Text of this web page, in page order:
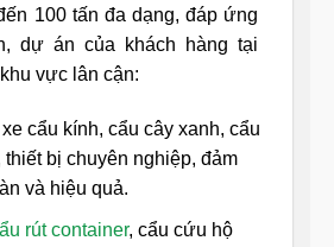
100 tấn đa dạng, đáp ứng
dự án của khách hàng tại
vực lân cận:
cẩu kính, cẩu cây xanh, cẩu
thiết bị chuyên nghiệp, đảm
và hiệu quả.
rút container, cẩu cứu hộ